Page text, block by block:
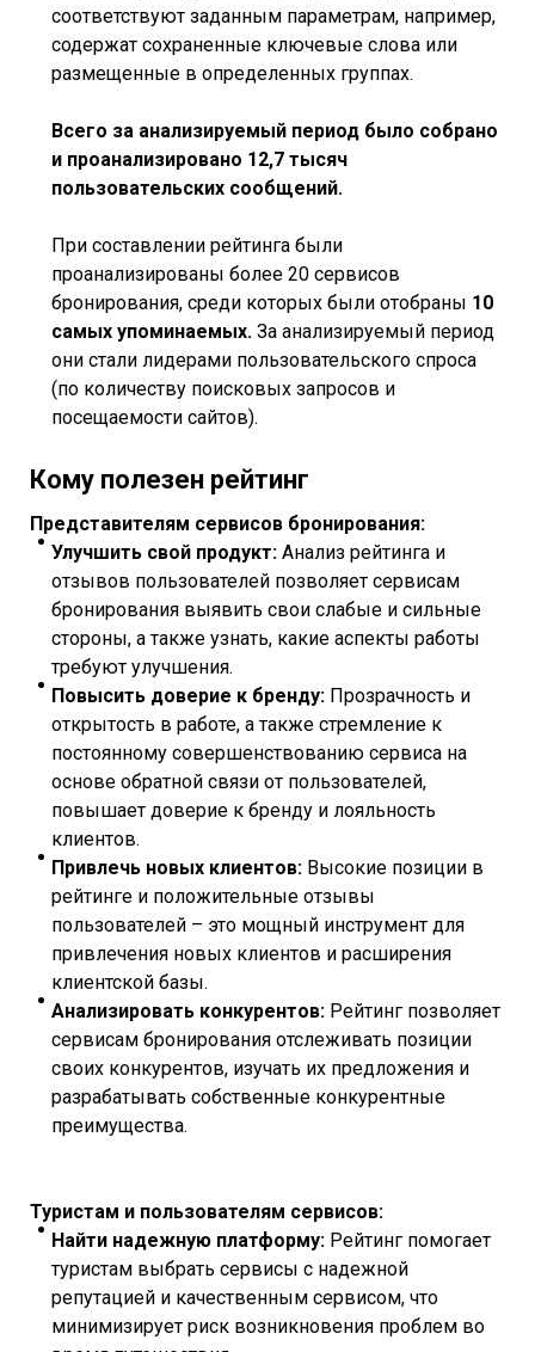
соответствуют заданным параметрам, например,
содержат сохраненные ключевые слова или
размещенные в определенных группах.
Всего за анализируемый период было собрано
и проанализировано 12,7 тысяч
пользовательских сообщений.
При составлении рейтинга были
проанализированы более 20 сервисов
бронирования, среди которых были отобраны 10
самых упоминаемых. За анализируемый период
они стали лидерами пользовательского спроса
(по количеству поисковых запросов и
посещаемости сайтов).
Кому полезен рейтинг
Представителям сервисов бронирования:
Улучшить свой продукт: Анализ рейтинга и
отзывов пользователей позволяет сервисам
бронирования выявить свои слабые и сильные
стороны, а также узнать, какие аспекты работы
требуют улучшения.
Повысить доверие к бренду: Прозрачность и
открытость в работе, а также стремление к
постоянному совершенствованию сервиса на
основе обратной связи от пользователей,
повышает доверие к бренду и лояльность
клиентов.
Привлечь новых клиентов: Высокие позиции в
рейтинге и положительные отзывы
пользователей – это мощный инструмент для
привлечения новых клиентов и расширения
клиентской базы.
Анализировать конкурентов: Рейтинг позволяет
сервисам бронирования отслеживать позиции
своих конкурентов, изучать их предложения и
разрабатывать собственные конкурентные
преимущества.
Туристам и пользователям сервисов:
Найти надежную платформу: Рейтинг помогает
туристам выбрать сервисы с надежной
репутацией и качественным сервисом, что
минимизирует риск возникновения проблем во